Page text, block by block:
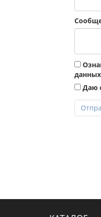
данных
Даю